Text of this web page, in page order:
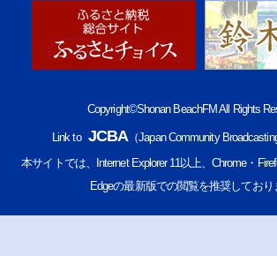
Copyright©Shonan BeachFM All Rights
Link to JCBA（Japan Community
本サイトでは、Internet Explorer 11以上、Chrome・
Edgeの最新版での閲覧を推奨しており